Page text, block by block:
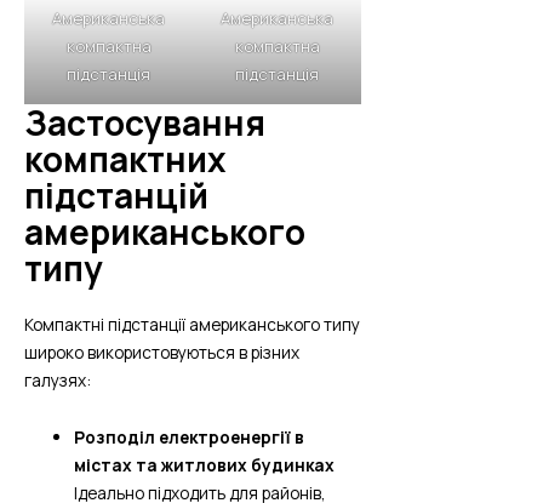
Американська
компактна
підстанція
Американська
компактна
підстанція
Застосування
компактних
підстанцій
американського
типу
Компактні підстанції американського типу
широко використовуються в різних
галузях:
Розподіл електроенергії в
містах та житлових будинках
Ідеально підходить для районів,